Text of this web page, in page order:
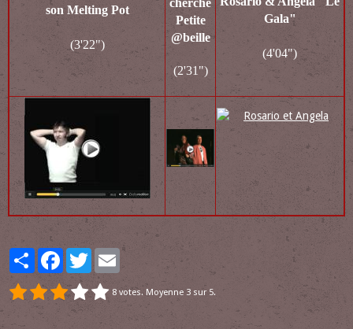
son Melting Pot
(3'22")
cherche
Petite
@beille
(2'31")
Gala"
(4'04")
PartagerFacebookTwitterEmail
8 votes. Moyenne 3 sur 5.